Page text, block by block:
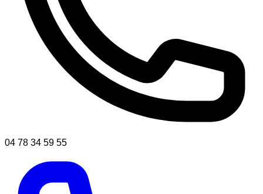
04 78 34 59 55